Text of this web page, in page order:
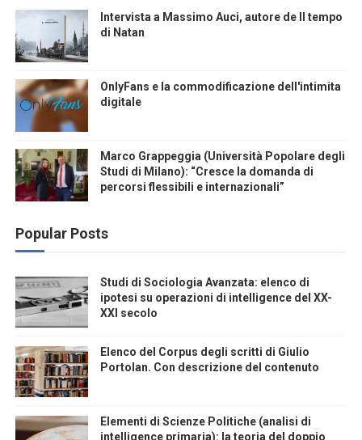
Intervista a Massimo Auci, autore de Il tempo
di Natan
OnlyFans e la commodificazione dell'intimita
digitale
Marco Grappeggia (Università Popolare degli
Studi di Milano): “Cresce la domanda di
percorsi flessibili e internazionali”
Popular Posts
Studi di Sociologia Avanzata: elenco di
ipotesi su operazioni di intelligence del XX-
XXI secolo
Elenco del Corpus degli scritti di Giulio
Portolan. Con descrizione del contenuto
Elementi di Scienze Politiche (analisi di
intelligence primaria): la teoria del doppio